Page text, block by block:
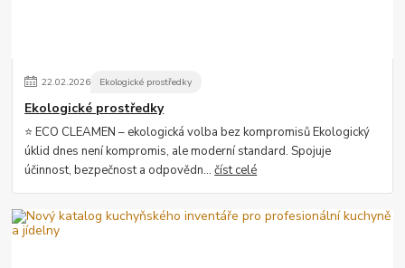
22.02.2026 Ekologické prostředky
Ekologické prostředky
⭐ ECO CLEAMEN – ekologická volba bez kompromisů Ekologický
úklid dnes není kompromis, ale moderní standard. Spojuje
účinnost, bezpečnost a odpovědn...číst celé